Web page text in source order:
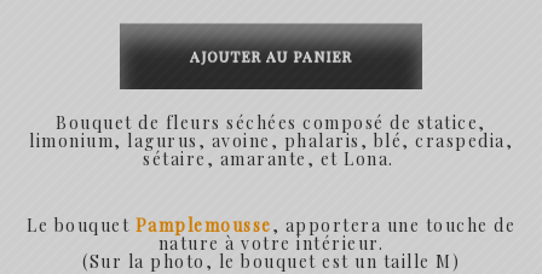
Pamplemousse
AJOUTER AU PANIER
Bouquet de fleurs séchées composé de statice,
limonium, lagurus, avoine, phalaris, blé, craspedia,
sétaire, amarante, et Lona.
Le bouquet Pamplemousse, apportera une touche de
nature à votre intérieur.
(Sur la photo, le bouquet est un taille M)